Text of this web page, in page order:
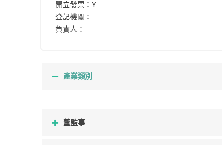
開立發票：Y
登記機關：
負責人：
產業類別
董監事